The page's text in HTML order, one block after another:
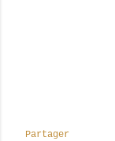
Partager